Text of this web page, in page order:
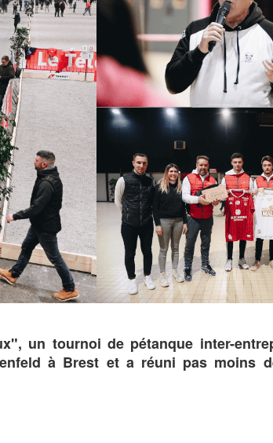
un tournoi de pétanque inter-
à Brest et a réuni pas moins